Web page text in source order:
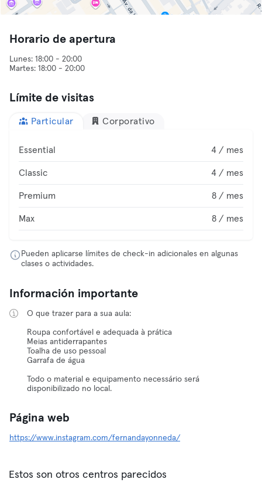
Horario de apertura
Lunes: 18:00 - 20:00
Límite de visitas
Particular Corporativo
Essential 4 / mes
Classic 4 / mes
Premium 8 / mes
Max 8 / mes
Pueden aplicarse límites de check-in adicionales en algunas
clases o actividades.
Información importante
O que trazer para a sua aula:
Roupa confortável e adequada à prática
Meias antiderrapantes
Toalha de uso pessoal
Garrafa de água
Todo o material e equipamento necessário será
disponibilizado no local.
Página web
https://www.instagram.com/fernandayonneda/
Estos son otros centros parecidos